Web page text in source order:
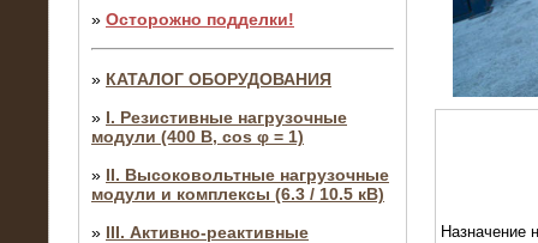
» Осторожно подделки!
» КАТАЛОГ ОБОРУДОВАНИЯ
» I. Резистивные нагрузочные
модули (400 В, cos φ = 1)
» II. Высоковольтные нагрузочные
модули и комплексы (6.3 / 10.5 кВ)
» III. Активно-реактивные
Назначение